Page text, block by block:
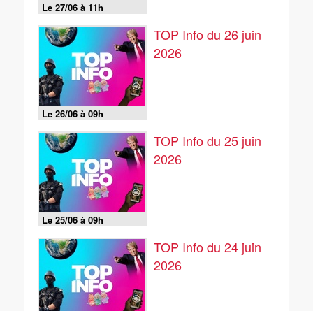
Le 27/06 à 11h
Le 26/06 à 09h
TOP Info du 26 juin
2026
Le 25/06 à 09h
TOP Info du 25 juin
2026
TOP Info du 24 juin
2026